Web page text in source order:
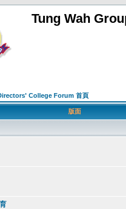
Tung Wah
College Forum 首頁
版面